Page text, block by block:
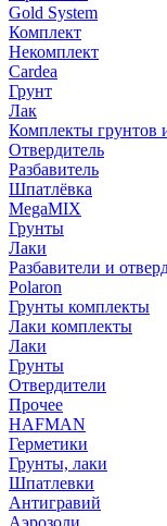
Gold System
Комплект
Некомплект
Cardea
Грунт
Лак
Комплекты грунтов
Отвердитель
Разбавитель
Шпатлёвка
MegaMIX
Грунты
Лаки
Разбавители и
Polaron
Грунты комплекты
Лаки комплекты
Лаки
Грунты
Отвердители
Прочее
HAFMAN
Герметики
Грунты, лаки
Шпатлевки
Антигравий
Аэрозоли